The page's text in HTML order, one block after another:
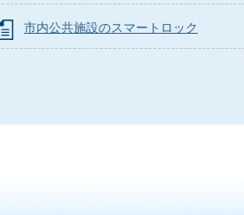
市内公共施設のスマートロック